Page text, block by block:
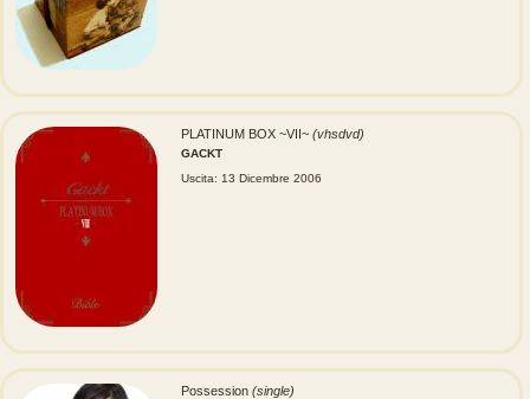
PLATINUM BOX ~VII~ (vhsdvd)
GACKT
Uscita: 13 Dicembre 2006
Possession (single)